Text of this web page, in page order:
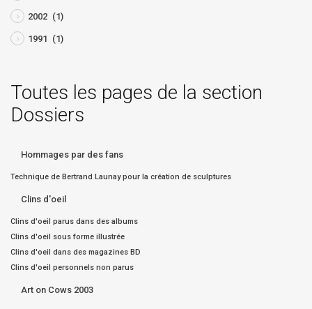
2002 (1)
1991 (1)
Toutes les pages de la section
Dossiers
Hommages par des fans
Technique de Bertrand Launay pour la création de sculptures
Clins d'oeil
Clins d'oeil parus dans des albums
Clins d'oeil sous forme illustrée
Clins d'oeil dans des magazines BD
Clins d'oeil personnels non parus
Art on Cows 2003